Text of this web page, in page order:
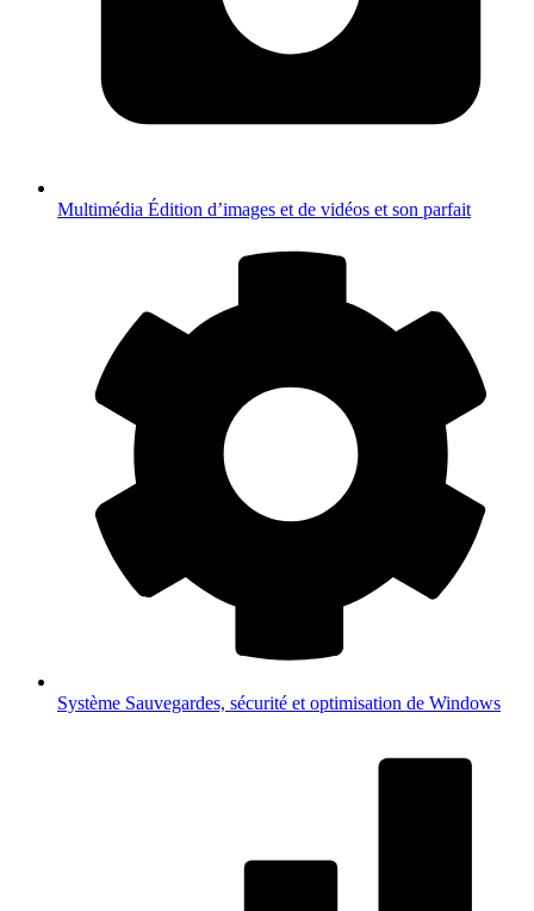
Multimédia Édition d’images et de vidéos et son parfait
Système Sauvegardes, sécurité et optimisation de Windows